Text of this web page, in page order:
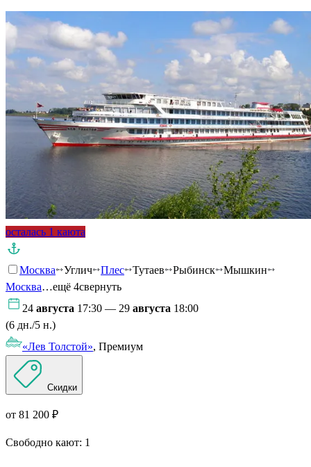
осталась 1 каюта
Москва Углич Плес Тутаев Рыбинск
Мышкин
Москва…ещё 4свернуть
24 августа 17:30 — 29 августа 18:00
(6 дн./5 н.)
«Лев Толстой», Премиум
Скидки
от 81 200 ₽
Свободно кают: 1